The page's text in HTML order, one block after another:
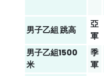
男子乙組 跳高
亞
軍
男子乙組1500
米
季
軍